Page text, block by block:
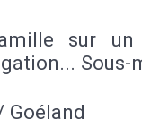
sur un
Sous-
Goéland